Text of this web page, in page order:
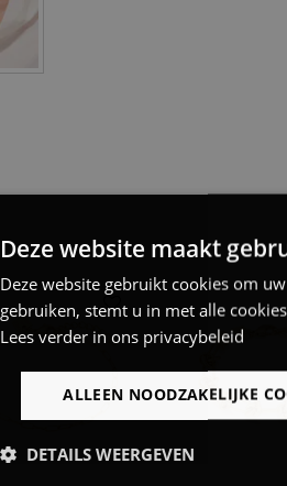
Deze website maakt
Deze website gebruikt cookies om
gebruiken, stemt u in met alle
Lees verder in ons privacybeleid
ALLEEN NOODZAKELIJKE
DETAILS WEERGEVEN